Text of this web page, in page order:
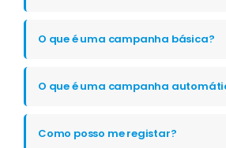
O que é uma campanha básica?
O que é uma campanha
Como posso me registar?